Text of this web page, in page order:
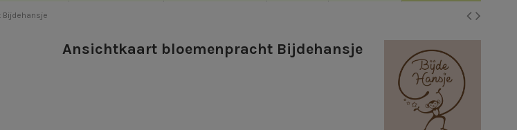
Ansichtkaart bloemenpracht Bijdehansje